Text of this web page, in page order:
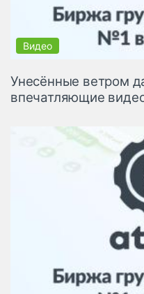
Унесённые ветром
впечатляющие